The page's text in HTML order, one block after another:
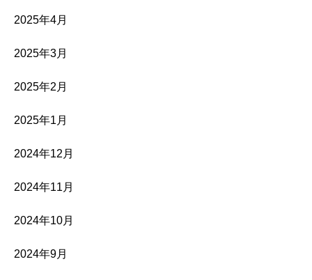
2025年4月
2025年3月
2025年2月
2025年1月
2024年12月
2024年11月
2024年10月
2024年9月